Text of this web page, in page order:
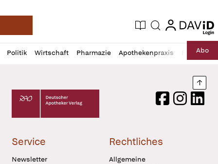
Deutsche Apotheker Zeitung
Aktuelle Ausgabe
Suche login
login
Politik Wirtschaft Pharmazie Apothekenpraxis RechtAbo
Profil
öffnen
Daz
Pur
Deutscher Apotheker Verlag Logo
FacebookInstagram
Service
Newsletter
Rechtliches
Allgemeine